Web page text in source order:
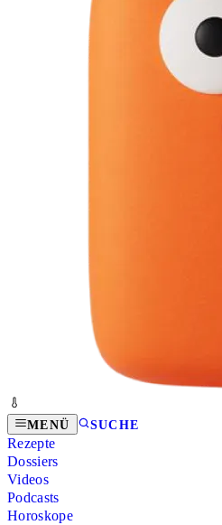
MENÜ SUCHE
Rezepte
Dossiers
Videos
Podcasts
Horoskope